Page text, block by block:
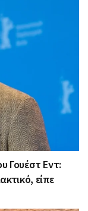
Γουέστ Εντ:
είπε